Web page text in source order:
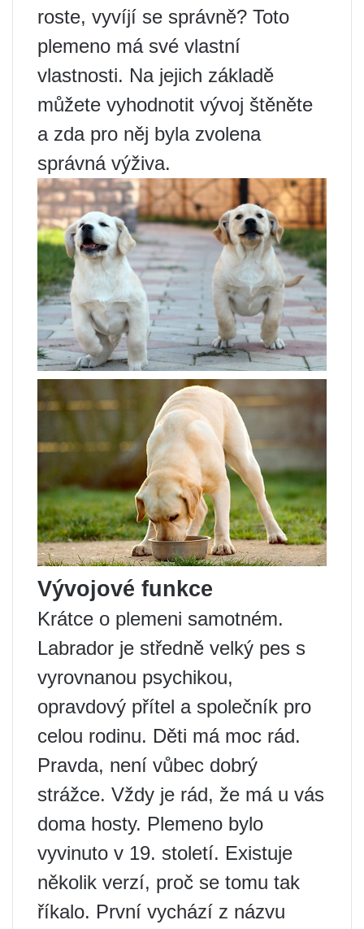
roste, vyvíjí se správně? Toto
plemeno má své vlastní
vlastnosti. Na jejich základě
můžete vyhodnotit vývoj štěněte
a zda pro něj byla zvolena
správná výživa.
Vývojové funkce
Krátce o plemeni samotném.
Labrador je středně velký pes s
vyrovnanou psychikou,
opravdový přítel a společník pro
celou rodinu. Děti má moc rád.
Pravda, není vůbec dobrý
strážce. Vždy je rád, že má u vás
doma hosty. Plemeno bylo
vyvinuto v 19. století. Existuje
několik verzí, proč se tomu tak
říkalo. První vychází z názvu